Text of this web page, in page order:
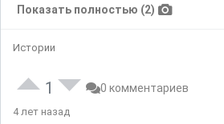
Показать полностью (2)
Истории
1 0 комментариев
4 лет назад